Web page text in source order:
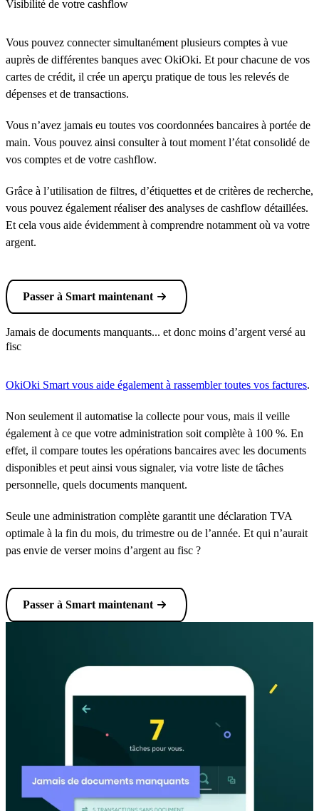
Visibilité de votre cashflow
Vous pouvez connecter simultanément plusieurs comptes à vue
auprès de différentes banques avec OkiOki. Et pour chacune de vos
cartes de crédit, il crée un aperçu pratique de tous les relevés de
dépenses et de transactions.
Vous n’avez jamais eu toutes vos coordonnées bancaires à portée de
main. Vous pouvez ainsi consulter à tout moment l’état consolidé de
vos comptes et de votre cashflow.
Grâce à l’utilisation de filtres, d’étiquettes et de critères de recherche,
vous pouvez également réaliser des analyses de cashflow détaillées.
Et cela vous aide évidemment à comprendre notamment où va votre
argent.
Passer à Smart maintenant
Jamais de documents manquants... et donc moins d’argent versé au
fisc
OkiOki Smart vous aide également à rassembler toutes vos factures.
Non seulement il automatise la collecte pour vous, mais il veille
également à ce que votre administration soit complète à 100 %. En
effet, il compare toutes les opérations bancaires avec les documents
disponibles et peut ainsi vous signaler, via votre liste de tâches
personnelle, quels documents manquent.
Seule une administration complète garantit une déclaration TVA
optimale à la fin du mois, du trimestre ou de l’année. Et qui n’aurait
pas envie de verser moins d’argent au fisc ?
Passer à Smart maintenant